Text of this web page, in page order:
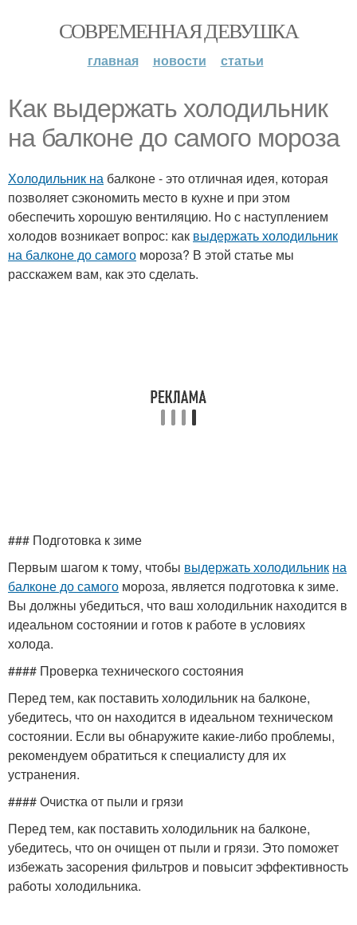
СОВРЕМЕННАЯ ДЕВУШКА
главная новости статьи
Как выдержать холодильник
на балконе до самого мороза
Холодильник на балконе - это отличная идея, которая
позволяет сэкономить место в кухне и при этом
обеспечить хорошую вентиляцию. Но с наступлением
холодов возникает вопрос: как выдержать холодильник
на балконе до самого мороза? В этой статье мы
расскажем вам, как это сделать.
### Подготовка к зиме
Первым шагом к тому, чтобы выдержать холодильник на
балконе до самого мороза, является подготовка к зиме.
Вы должны убедиться, что ваш холодильник находится в
идеальном состоянии и готов к работе в условиях
холода.
#### Проверка технического состояния
Перед тем, как поставить холодильник на балконе,
убедитесь, что он находится в идеальном техническом
состоянии. Если вы обнаружите какие-либо проблемы,
рекомендуем обратиться к специалисту для их
устранения.
#### Очистка от пыли и грязи
Перед тем, как поставить холодильник на балконе,
убедитесь, что он очищен от пыли и грязи. Это поможет
избежать засорения фильтров и повысит эффективность
работы холодильника.